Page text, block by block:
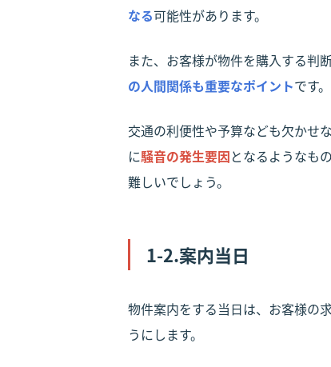
なる可能性があります。
また、お客様が物件を購入する判
の人間関係も重要なポイントです。
交通の利便性や予算なども欠かせ
に騒音の発生要因となるようなも
難しいでしょう。
1-2.案内当日
物件案内をする当日は、お客様の
うにします。